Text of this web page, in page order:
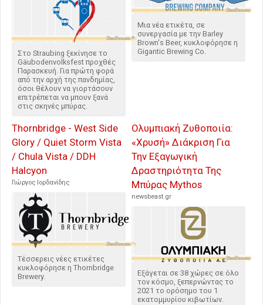
Στο Straubing ξεκίνησε το
Gäubodenvolksfest προχθές
Παρασκευή. Για πρώτη φορά
από την αρχή της πανδημίας,
όσοι θέλουν να γιορτάσουν
επιτρέπεται να μπουν ξανά
στις σκηνές μπύρας.
Μια νέα ετικέτα, σε
συνεργασία με την Barley
Brown's Beer, κυκλοφόρησε η
Gigantic Brewing Co.
Thornbridge - West Side
Glory / Quiet Storm Vista
/ Chula Vista / DDH
Halcyon
Γιώργος Ιορδανίδης
Τέσσερεις νέες ετικέτες
κυκλοφόρησε η Thornbridge
Brewery.
Ολυμπιακή Ζυθοποιία:
«Χρυσή» Διάκριση Για
Την Εξαγωγική
Δραστηριότητα Της
Μπύρας Mythos
newsbeast.gr
Εξάγεται σε 38 χώρες σε όλο
τον κόσμο, ξεπερνώντας το
2021 το ορόσημο του 1
εκατομμυρίου κιβωτίων.